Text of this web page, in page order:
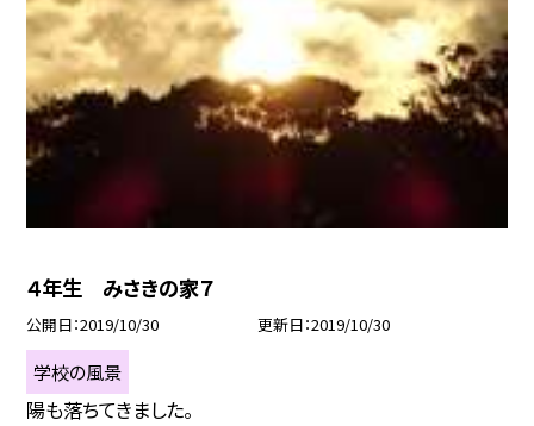
４年生 みさきの家７
公開日 2019/10/30 更新日 2019/10/30
学校の風景
陽も落ちてきました。